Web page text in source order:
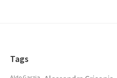
Footer
Tags